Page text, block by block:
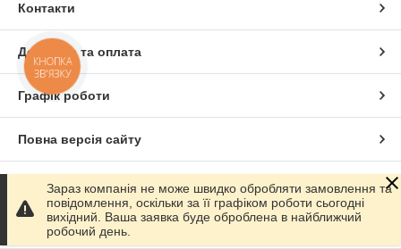
Контакти
Доставка та оплата
Графік роботи
Повна версія сайту
Сайт створено на маркетплейсі Prom.ua
Політика конфіденційності
Зараз компанія не може швидко обробляти замовлення та
повідомлення, оскільки за її графіком роботи сьогодні
вихідний. Ваша заявка буде оброблена в найближчий
робочий день.
КНОПКА
ЗВ'ЯЗКУ